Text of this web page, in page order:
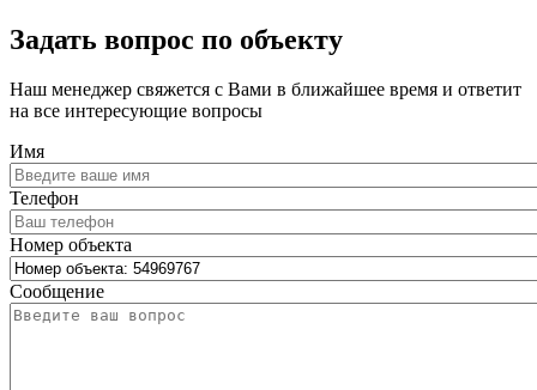
Задать вопрос по объекту
Наш менеджер свяжется с Вами в ближайшее время и ответит
на все интересующие вопросы
Имя
Телефон
Номер объекта
Сообщение